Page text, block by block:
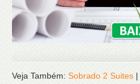
Veja Também: Sobrado 2 Suites |